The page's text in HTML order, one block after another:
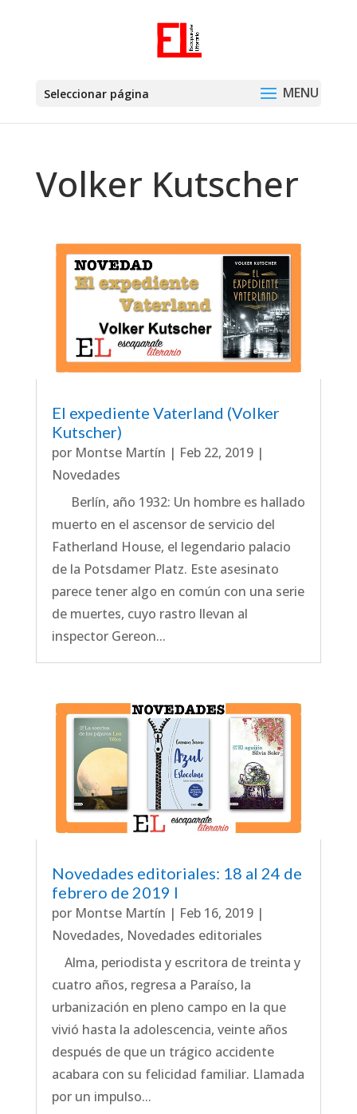
Seleccionar página
Volker Kutscher
El expediente Vaterland (Volker
Kutscher)
por Montse Martín | Feb 22, 2019|
Novedades
Berlín, año 1932: Un hombre es hallado
muerto en el ascensor de servicio del
Fatherland House, el legendario palacio
de la Potsdamer Platz. Este asesinato
parece tener algo en común con una serie
de muertes, cuyo rastro llevan al
inspector Gereon...
Novedades editoriales: 18 al 24 de
febrero de 2019 I
por Montse Martín | Feb 16, 2019|
Novedades, Novedades editoriales
Alma, periodista y escritora de treinta y
cuatro años, regresa a Paraíso, la
urbanización en pleno campo en la que
vivió hasta la adolescencia, veinte años
después de que un trágico accidente
acabara con su felicidad familiar. Llamada
por un impulso...